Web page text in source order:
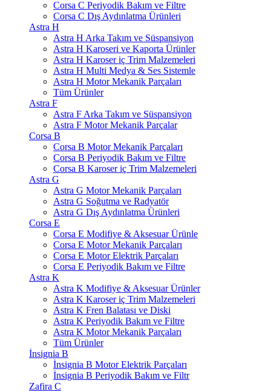
Corsa C Periyodik Bakım ve Filtre
Corsa C Dış Aydınlatma Ürünleri
Astra H
Astra H Arka Takım ve Süspansiyon
Astra H Karoseri ve Kaporta Ürünler
Astra H Karoser iç Trim Malzemeleri
Astra H Multi Medya & Ses Sistemle
Astra H Motor Mekanik Parçaları
Tüm Ürünler
Astra F
Astra F Arka Takım ve Süspansiyon
Astra F Motor Mekanik Parçalar
Corsa B
Corsa B Motor Mekanik Parçaları
Corsa B Periyodik Bakım ve Filtre
Corsa B Karoser iç Trim Malzemeleri
Astra G
Astra G Motor Mekanik Parçaları
Astra G Soğutma ve Radyatör
Astra G Dış Aydınlatma Ürünleri
Corsa E
Corsa E Modifiye & Aksesuar Ürünle
Corsa E Motor Mekanik Parçaları
Corsa E Motor Elektrik Parçaları
Corsa E Periyodik Bakım ve Filtre
Astra K
Astra K Modifiye & Aksesuar Ürünler
Astra K Karoser iç Trim Malzemeleri
Astra K Fren Balatası ve Diski
Astra K Periyodik Bakım ve Filtre
Astra K Motor Mekanik Parçaları
Tüm Ürünler
İnsignia B
İnsignia B Motor Elektrik Parçaları
İnsignia B Periyodik Bakım ve Filtr
Zafira C